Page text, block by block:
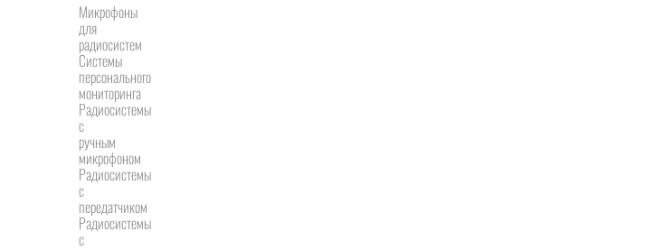
Микрофоны
для
радиосистем
Системы
персонального
мониторинга
Радиосистемы
c
ручным
микрофоном
Радиосистемы
с
передатчиком
Радиосистемы
с